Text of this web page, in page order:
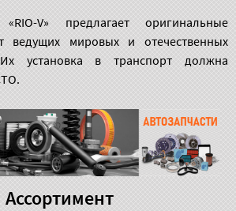
«RIO-V» предлагает оригинальные
ведущих мировых и отечественных
Их установка в транспорт должна
Ассортимент